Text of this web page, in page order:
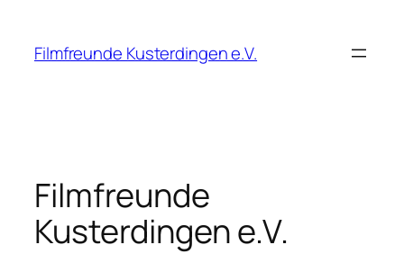
springen
Filmfreunde Kusterdingen e.V.
Filmfreunde
Kusterdingen e.V.